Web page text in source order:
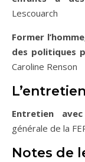
Lescouarch
Former
des politiques
Caroline Renson
L’entretien
Entretien
générale de la
Notes de